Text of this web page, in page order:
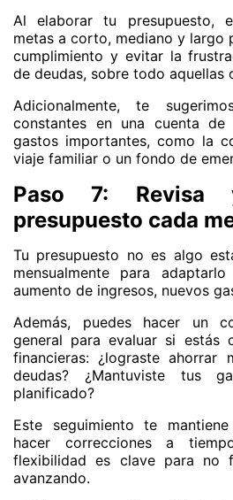
Al elaborar tu presupuesto,
metas a corto, mediano y largo
cumplimiento y evitar la
de deudas, sobre todo aquellas
Adicionalmente, te
constantes en una cuenta
gastos importantes, como la
viaje familiar o un fondo de
Paso 7:
presupuesto cada
Tu presupuesto no es algo
mensualmente para
aumento de ingresos, nuevos
Además, puedes hacer un
general para evaluar si estás
financieras: ¿lograste ahorrar
deudas? ¿Mantuviste tus
planificado?
Este seguimiento te
hacer correcciones a
flexibilidad es clave para no
avanzando.